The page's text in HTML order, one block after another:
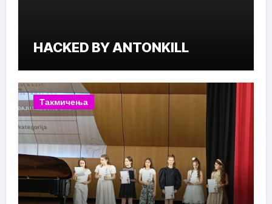
HACKED BY ANTONKILL
Такмичења